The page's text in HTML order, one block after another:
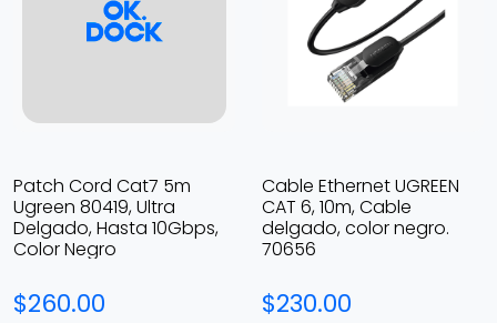
Patch Cord Cat7 5m
Ugreen 80419, Ultra
Delgado, Hasta 10Gbps,
Color Negro
$260.00
Cable Ethernet UGREEN
CAT 6, 10m, Cable
delgado, color negro.
70656
$230.00